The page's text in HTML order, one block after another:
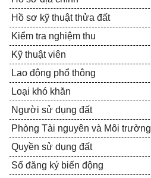
Hồ sơ kỹ thuật thửa đất
Kiểm tra nghiệm thu
Kỹ thuật viên
Lao động phổ thông
Loại khó khăn
Người sử dụng đất
Phòng Tài nguyên và Môi trường
Quyền sử dụng đất
Sổ đăng ký biến động